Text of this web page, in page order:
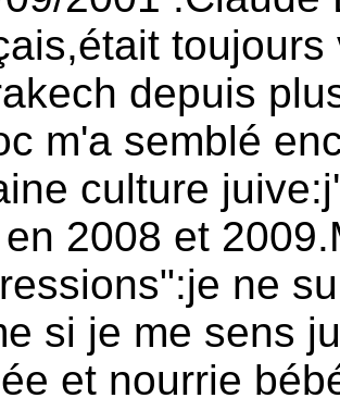
depuis
m'a semblé
culture
2008 et
ne
si je me sens
et nourrie